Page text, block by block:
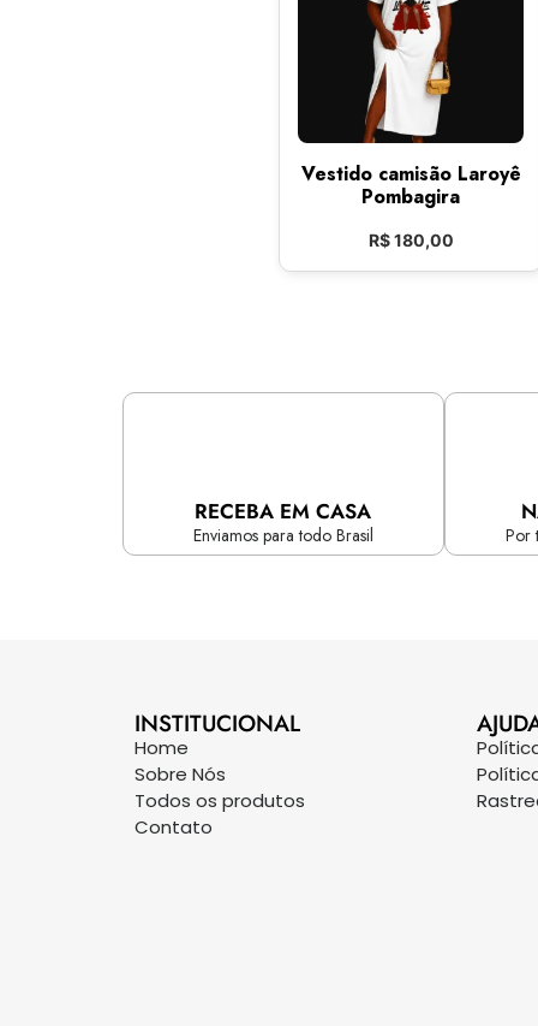
Vestido camisão Laroyê
Pombagira
R$180,00
RECEBA EM CASA
Enviamos para todo Brasil Por
INSTITUCIONAL
Home
Sobre Nós
Todos os produtos
Contato